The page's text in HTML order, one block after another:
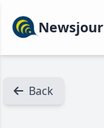
Newsjour
Back